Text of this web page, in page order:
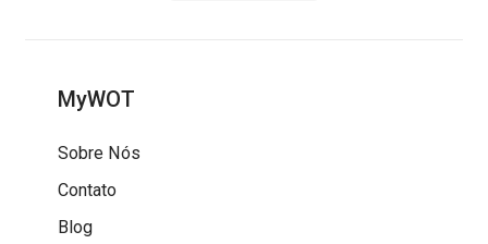
MyWOT
Sobre Nós
Contato
Blog